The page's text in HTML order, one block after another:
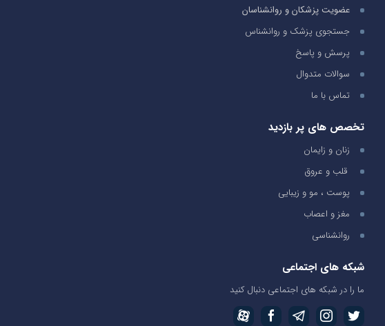
عضویت پزشکان و روانشناسان
جستجوی پزشک و روانشناس
پرسش و پاسخ
سوالات متدوال
تماس با ما
تخصص های پر بازدید
زنان و زایمان
قلب و عروق
پوست ، مو و زیبایی
مغز و اعصاب
روانشناسی
شبکه های اجتماعی
ما را در شبکه های اجتماعی دنبال کنید